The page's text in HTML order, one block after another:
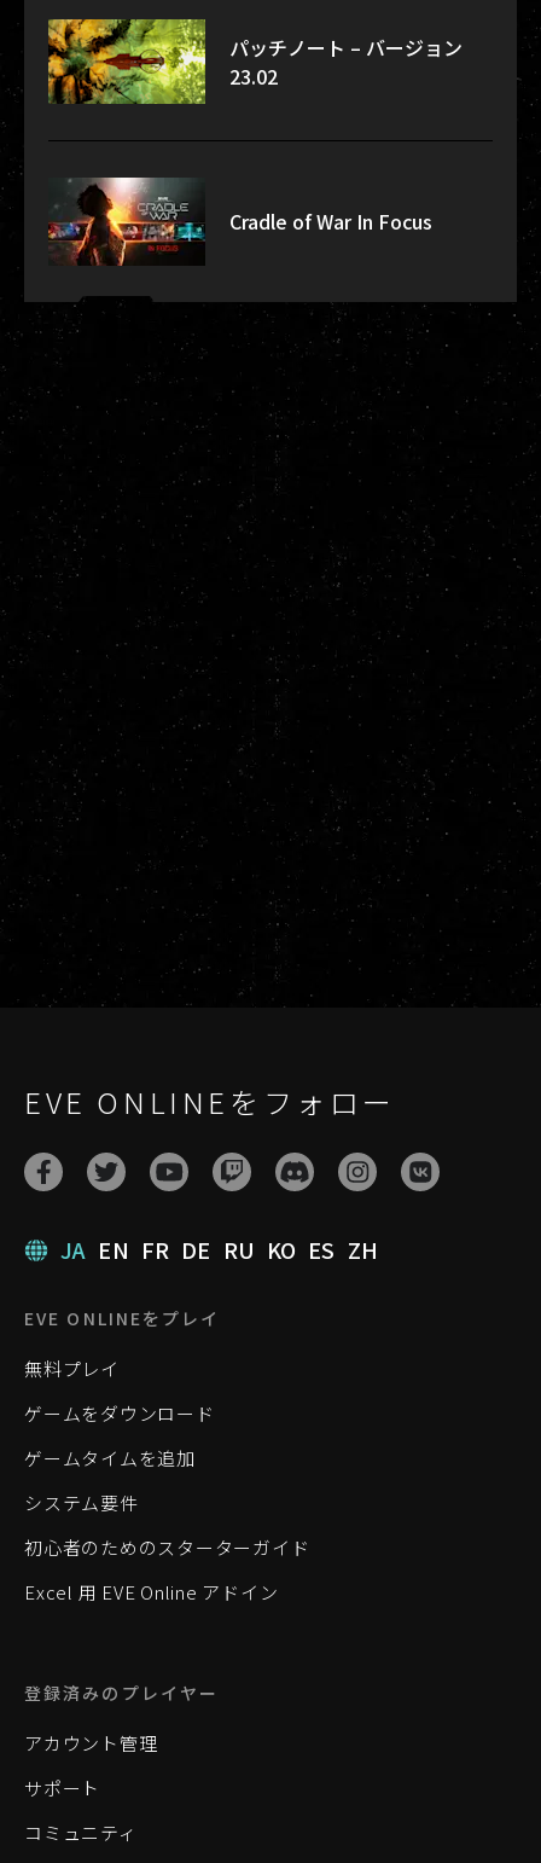
パッチノート – バージョン
23.02
Cradle of War In Focus
EVE ONLINEをフォロー
JA EN FR DE RU KO ES ZH
EVE ONLINEをプレイ
無料プレイ
ゲームをダウンロード
ゲームタイムを追加
システム要件
初心者のためのスターターガイド
Excel 用 EVE Online アドイン
登録済みのプレイヤー
アカウント管理
サポート
コミュニティ